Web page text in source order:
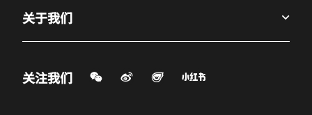
关于我们
关注我们 微信扫一扫
微博
打开新窗口
飞猪
打开新窗口打开新窗口